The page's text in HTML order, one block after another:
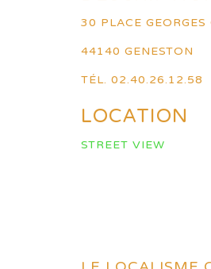
30 PLACE GEORGES
44140 GENESTON
TÉL. 02.40.26.12.58
LOCATION
STREET VIEW